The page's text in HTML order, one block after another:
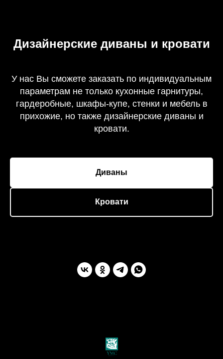
Дизайнерские диваны и кровати
У нас Вы сможете заказать по индивидуальным
параметрам не только кухонные гарнитуры,
гардеробные, шкафы-купе, стенки и мебель в
прихожие, но также дизайнерские диваны и
кровати.
Диваны
Кровати